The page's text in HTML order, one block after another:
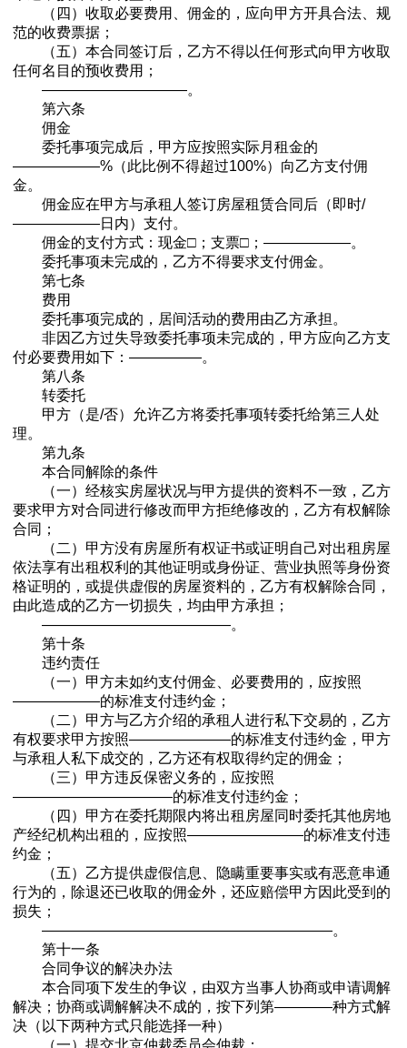
（四）收取必要费用、佣金的，应向甲方开具合法、规
范的收费票据；
（五）本合同签订后，乙方不得以任何形式向甲方收取
任何名目的预收费用；
——————————。
第六条
佣金
委托事项完成后，甲方应按照实际月租金的
——————%（此比例不得超过100%）向乙方支付佣
金。
佣金应在甲方与承租人签订房屋租赁合同后（即时/
——————日内）支付。
佣金的支付方式：现金□；支票□；——————。
委托事项未完成的，乙方不得要求支付佣金。
第七条
费用
委托事项完成的，居间活动的费用由乙方承担。
非因乙方过失导致委托事项未完成的，甲方应向乙方支
付必要费用如下：—————。
第八条
转委托
甲方（是/否）允许乙方将委托事项转委托给第三人处
理。
第九条
本合同解除的条件
（一）经核实房屋状况与甲方提供的资料不一致，乙方
要求甲方对合同进行修改而甲方拒绝修改的，乙方有权解除
合同；
（二）甲方没有房屋所有权证书或证明自己对出租房屋
依法享有出租权利的其他证明或身份证、营业执照等身份资
格证明的，或提供虚假的房屋资料的，乙方有权解除合同，
由此造成的乙方一切损失，均由甲方承担；
—————————————。
第十条
违约责任
（一）甲方未如约支付佣金、必要费用的，应按照
——————的标准支付违约金；
（二）甲方与乙方介绍的承租人进行私下交易的，乙方
有权要求甲方按照———————的标准支付违约金，甲方
与承租人私下成交的，乙方还有权取得约定的佣金；
（三）甲方违反保密义务的，应按照
———————————的标准支付违约金；
（四）甲方在委托期限内将出租房屋同时委托其他房地
产经纪机构出租的，应按照————————的标准支付违
约金；
（五）乙方提供虚假信息、隐瞒重要事实或有恶意串通
行为的，除退还已收取的佣金外，还应赔偿甲方因此受到的
损失；
————————————————————。
第十一条
合同争议的解决办法
本合同项下发生的争议，由双方当事人协商或申请调解
解决；协商或调解解决不成的，按下列第————种方式解
决（以下两种方式只能选择一种）